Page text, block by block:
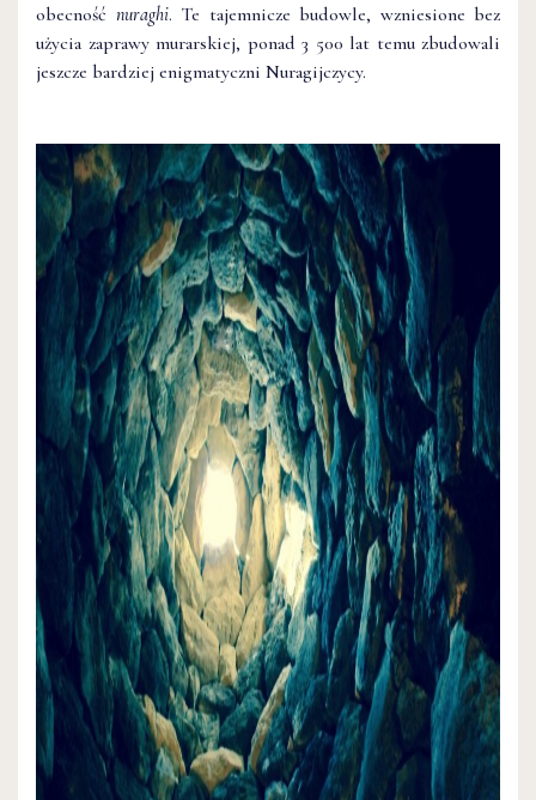
obecność nuraghi. Te tajemnicze budowle, wzniesione bez
użycia zaprawy murarskiej, ponad 3 500 lat temu zbudowali
jeszcze bardziej enigmatyczni Nuragijczycy.